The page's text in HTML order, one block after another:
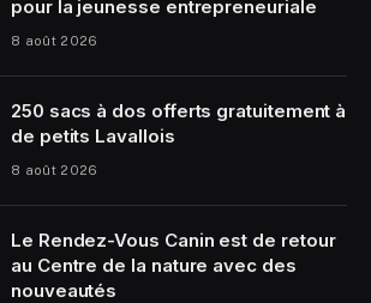
pour la jeunesse entrepreneuriale
8 août 2026
250 sacs à dos offerts gratuitement à
de petits Lavallois
8 août 2026
Le Rendez-Vous Canin est de retour
au Centre de la nature avec des
nouveautés